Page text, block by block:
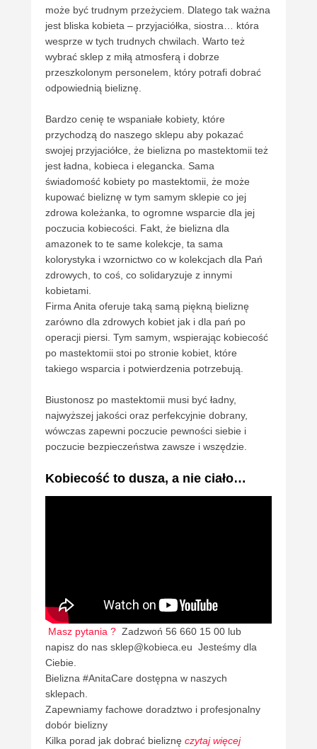
może być trudnym przeżyciem. Dlatego tak ważna
jest bliska kobieta – przyjaciółka, siostra… która
wesprze w tych trudnych chwilach. Warto też
wybrać sklep z miłą atmosferą i dobrze
przeszkolonym personelem, który potrafi dobrać
odpowiednią bieliznę.
Bardzo cenię te wspaniałe kobiety, które
przychodzą do naszego sklepu aby pokazać
swojej przyjaciółce, że bielizna po mastektomii też
jest ładna, kobieca i elegancka. Sama
świadomość kobiety po mastektomii, że może
kupować bieliznę w tym samym sklepie co jej
zdrowa koleżanka, to ogromne wsparcie dla jej
poczucia kobiecości. Fakt, że bielizna dla
amazonek to te same kolekcje, ta sama
kolorystyka i wzornictwo co w kolekcjach dla Pań
zdrowych, to coś, co solidaryzuje z innymi
kobietami.
Firma Anita oferuje taką samą piękną bieliznę
zarówno dla zdrowych kobiet jak i dla pań po
operacji piersi. Tym samym, wspierając kobiecość
po mastektomii stoi po stronie kobiet, które
takiego wsparcia i potwierdzenia potrzebują.
Biustonosz po mastektomii musi być ładny,
najwyższej jakości oraz perfekcyjnie dobrany,
wówczas zapewni poczucie pewności siebie i
poczucie bezpieczeństwa zawsze i wszędzie.
Kobiecość to dusza, a nie ciało…
Masz pytania ? Zadzwoń 56 660 15 00 lub
napisz do nas sklep@kobieca.eu Jesteśmy dla
Ciebie.
Bielizna #AnitaCare dostępna w naszych
sklepach.
Zapewniamy fachowe doradztwo i profesjonalny
dobór bielizny
Kilka porad jak dobrać bieliznę czytaj więcej